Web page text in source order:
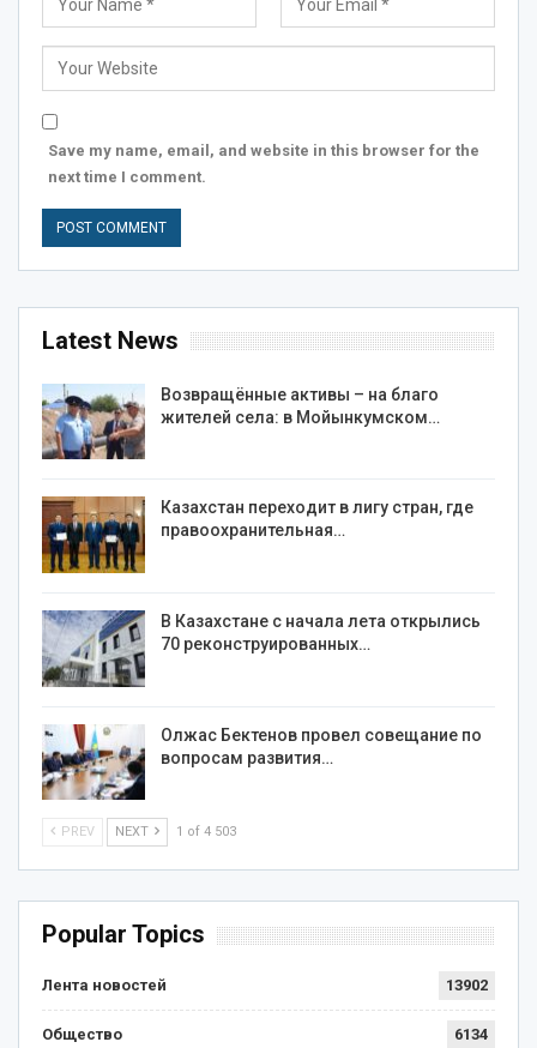
Save my name, email, and website in this browser for the
next time I comment.
Latest News
Возвращённые активы – на благо
жителей села: в Мойынкумском…
Казахстан переходит в лигу стран, где
правоохранительная…
В Казахстане с начала лета открылись
70 реконструированных…
Олжас Бектенов провел совещание по
вопросам развития…
PREV NEXT 1 of 4 503
Popular Topics
Лента новостей 13902
Общество 6134